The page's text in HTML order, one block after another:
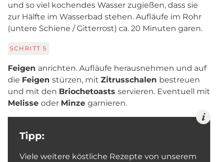
und so viel kochendes Wasser zugießen, dass sie
zur Hälfte im Wasserbad stehen. Aufläufe im Rohr
(untere Schiene / Gitterrost) ca. 20 Minuten garen.
SCHRITT 5
Feigen anrichten. Aufläufe herausnehmen und auf
die Feigen stürzen, mit Zitrusschalen bestreuen
und mit den Briochetoasts servieren. Eventuell mit
Melisse oder Minze garnieren.
Tipp:
Viele weitere köstliche Rezepte von unserem